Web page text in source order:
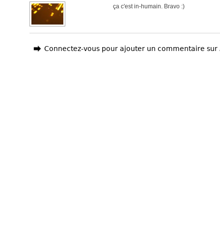
ça c'est in-humain. Bravo :)
Connectez-vous pour ajouter un commentaire sur